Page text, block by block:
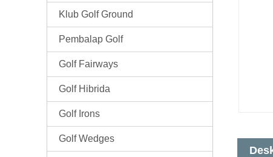
Klub Golf Ground
Pembalap Golf
Golf Fairways
Golf Hibrida
Golf Irons
Golf Wedges